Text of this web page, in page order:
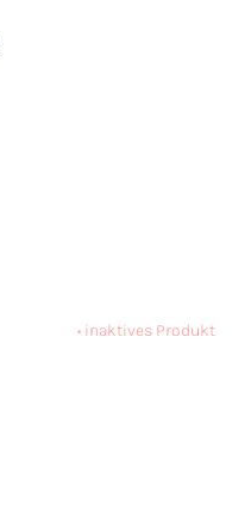
• inaktives Produkt